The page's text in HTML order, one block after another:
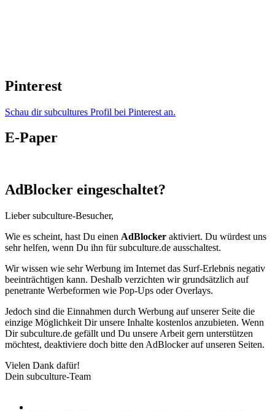
Pinterest
Schau dir subcultures Profil bei Pinterest an.
E-Paper
AdBlocker eingeschaltet?
Lieber subculture-Besucher,
Wie es scheint, hast Du einen AdBlocker aktiviert. Du würdest uns
sehr helfen, wenn Du ihn für subculture.de ausschaltest.
Wir wissen wie sehr Werbung im Internet das Surf-Erlebnis negativ
beeinträchtigen kann. Deshalb verzichten wir grundsätzlich auf
penetrante Werbeformen wie Pop-Ups oder Overlays.
Jedoch sind die Einnahmen durch Werbung auf unserer Seite die
einzige Möglichkeit Dir unsere Inhalte kostenlos anzubieten. Wenn
Dir subculture.de gefällt und Du unsere Arbeit gern unterstützen
möchtest, deaktiviere doch bitte den AdBlocker auf unseren Seiten.
Vielen Dank dafür!
Dein subculture-Team